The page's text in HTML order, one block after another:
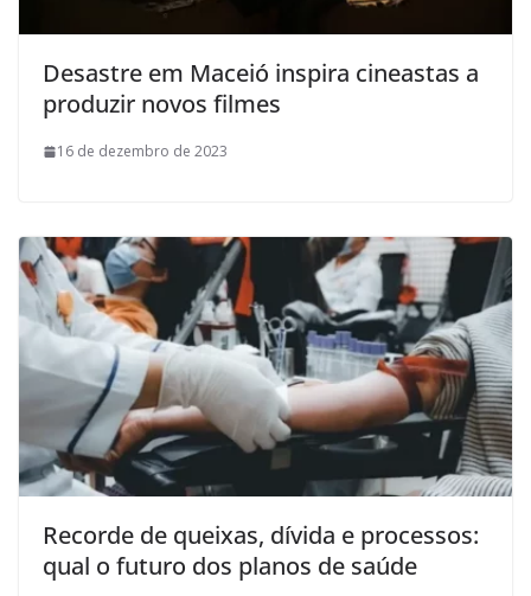
Desastre em Maceió inspira cineastas a
produzir novos filmes
16 de dezembro de 2023
Recorde de queixas, dívida e processos:
qual o futuro dos planos de saúde